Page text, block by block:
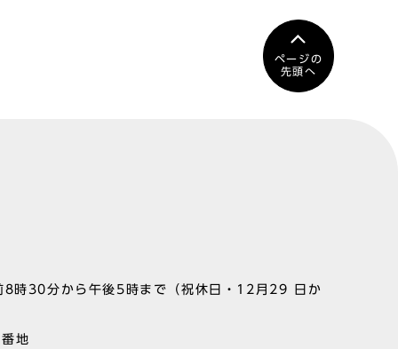
ページの
先頭へ
8時30分から午後5時まで（祝休日・12月29 日か
地